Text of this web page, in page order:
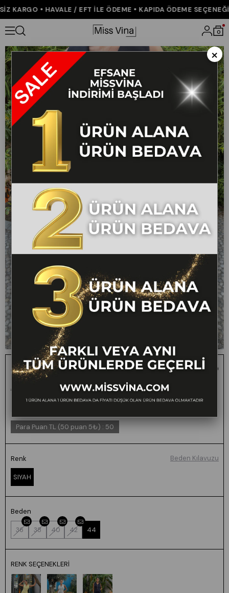
KARGO • HAVALE / EFT İLE ÖDEME • KAPIDA ÖDEME SEÇENEĞİ
0
Anasayfa YENİ GELENLER Geniş Yaka Detaylı Cepli Tulum 50335
Geniş Yaka Detaylı Cepli Tulum 50335
₺3.000,00 ₺1.499,00 50
1 ALANA 1 BEDAVA -
FARKLI VEYA AYNI
TÜM ÜRÜNLERDE
Para Puan TL (50 puan 5₺) : 50
Renk
SIYAH
Beden
36 38 40 42 44
Beden Kılavuzu
RENK SEÇENEKLERI
×